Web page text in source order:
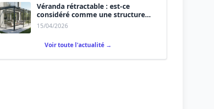
Véranda rétractable : est-ce
considéré comme une structure
permanente ?
15/04/2026
Voir toute l'actualité →